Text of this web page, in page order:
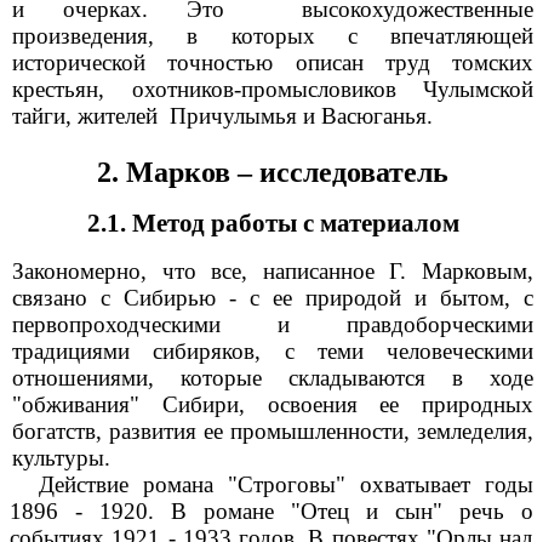
и очерках. Это высокохудожественные
произведения, в которых с впечатляющей
исторической точностью описан труд томских
крестьян, охотников-промысловиков Чулымской
тайги, жителей Причулымья и Васюганья.
2. Марков – исследователь
2.1. Метод работы с материалом
Закономерно, что все, написанное Г. Марковым,
связано с Сибирью - с ее природой и бытом, с
первопроходческими и правдоборческими
традициями сибиряков, с теми человеческими
отношениями, которые складываются в ходе
"обживания" Сибири, освоения ее природных
богатств, развития ее промышленности, земледелия,
культуры.
Действие романа "Строговы" охватывает годы
1896 - 1920. В романе "Отец и сын" речь о